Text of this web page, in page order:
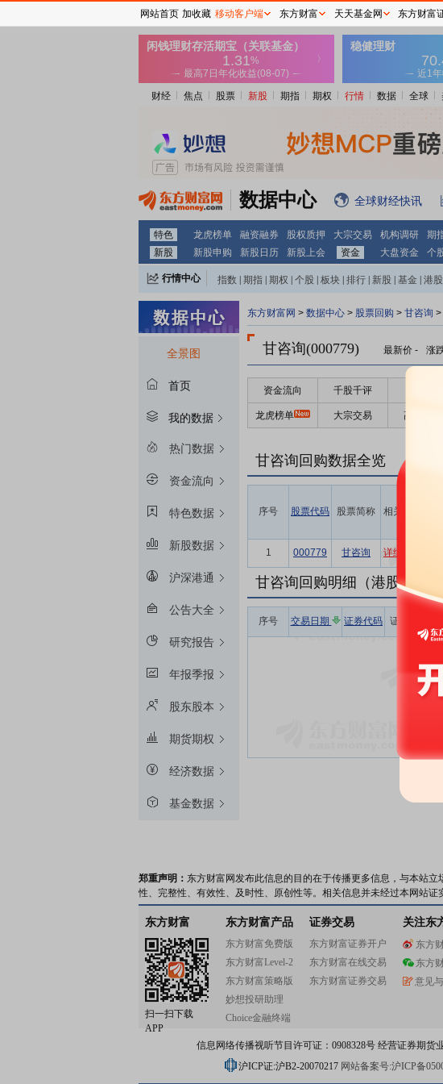
财经 焦点 股票 新股 期指 期权 行情 数据 全球
数据中心 全球财经快讯
特色 龙虎榜单 融资融券 股权质押 大宗交易 机构调研 期
新股
新股申购 新股日历 新股上会 资金 大盘资金 个
行情中心 指数 期指 期权 个股 板块 排行 新股 基金 港股
全景图
首页
我的数据
热门数据
资金流向
特色数据
新股数据
沪深港通
公告大全
研究报告
年报季报
股东股本
期货期权
经济数据
基金数据
东方财富网 > 数据中心 > 股票回购 > 甘咨询 >
甘咨询(000779) 最新价 - 涨
资金流向 千股千评
龙虎榜单 大宗交易 高管持股
甘咨询回购数据全览
序号 股票代码 股票简称 相关
1 000779 甘咨询 详细
甘咨询回购明细（港股公告）
序号 交易日期 证券代码 证券简称
郑重声明： 东方财富网发布此信息的目的在于传播更多信息，与本站
性、完整性、有效性、及时性、原创性等。相关信息并未经过本网站证
东方财富
扫一扫下载
APP
东方财富产品
东方财富免费版
东方财富Level-2
东方财富策略版
妙想投研助理
Choice金融终端
证券交易
东方财富证券开户
东方财富在线交易
东方财富证券交易
关注东
东方
东方
意见
信息网络传播视听节目许可证：0908328号 经营证券期货
沪ICP证:沪B2-20070217 网站备案号:沪ICP备
网站首页 加收藏 移动客户端 东方财富 天天基金网 东方财富